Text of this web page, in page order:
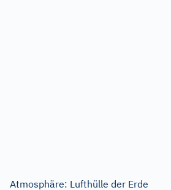
Atmosphäre: Lufthülle der Erde